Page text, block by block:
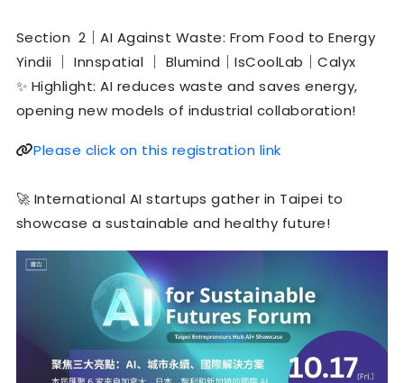
Section ​ 2｜AI Against Waste: From Food to Energy
Yindii ｜ Innspatial ｜ Blumind｜IsCoolLab｜Calyx
✨ Highlight: AI reduces waste and saves energy,
opening new models of industrial collaboration!
🔗Please click on this registration link
🚀 International AI startups gather in Taipei to
showcase a sustainable and healthy future!